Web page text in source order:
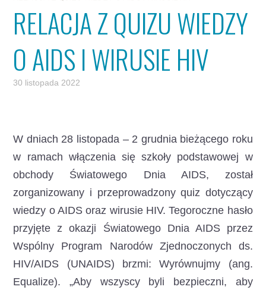
RELACJA Z QUIZU WIEDZY
O AIDS I WIRUSIE HIV
30 listopada 2022
W dniach 28 listopada – 2 grudnia bieżącego roku
w ramach włączenia się szkoły podstawowej w
obchody Światowego Dnia AIDS, został
zorganizowany i przeprowadzony quiz dotyczący
wiedzy o AIDS oraz wirusie HIV. Tegoroczne hasło
przyjęte z okazji Światowego Dnia AIDS przez
Wspólny Program Narodów Zjednoczonych ds.
HIV/AIDS (UNAIDS) brzmi: Wyrównujmy (ang.
Equalize). „Aby wszyscy byli bezpieczni, aby